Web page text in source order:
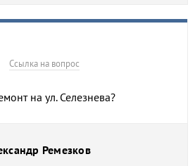
Ссылка на вопрос
на ул. Селезнева?
Ремезков